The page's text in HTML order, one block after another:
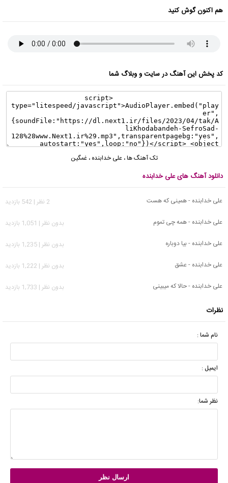
هم اکنون گوش کنید
کد پخش این آهنگ در سایت و وبلاگ شما
تک آهنگ ها،علی خدابنده ،غمگین
دانلود آهنگ های علی خدابنده
علی خدابنده - همینی که هست
2 نظر | 542 بازدید
علی خدابنده - همه چی تموم
بدون نظر | 1,051 بازدید
علی خدابنده - بیا دوباره
بدون نظر | 1,235 بازدید
علی خدابنده - عشق
بدون نظر | 1,222 بازدید
علی خدابنده - حالا که میبینی
بدون نظر | 1,733 بازدید
نظرات
نام شما :
ایمیل :
نظر شما: